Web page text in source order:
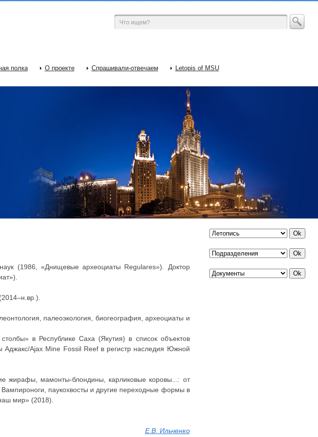
полка О проекте Спрашивали-отвечаем Letopis of MSU
(1986, «Днищевые археоциаты Regulares»). Доктор
(2014–н.вр.).
палеоэкология, биогеография, археоциаты и
в Республике Саха (Якутия) в список объектов
Ajax Mine Fossil Reef в регистр наследия Южной
жирафы, мамонты-блондины, карликовые коровы...: от
паукохвосты и другие переходные формы в
мир» (2018).
Е.В. Ильченко